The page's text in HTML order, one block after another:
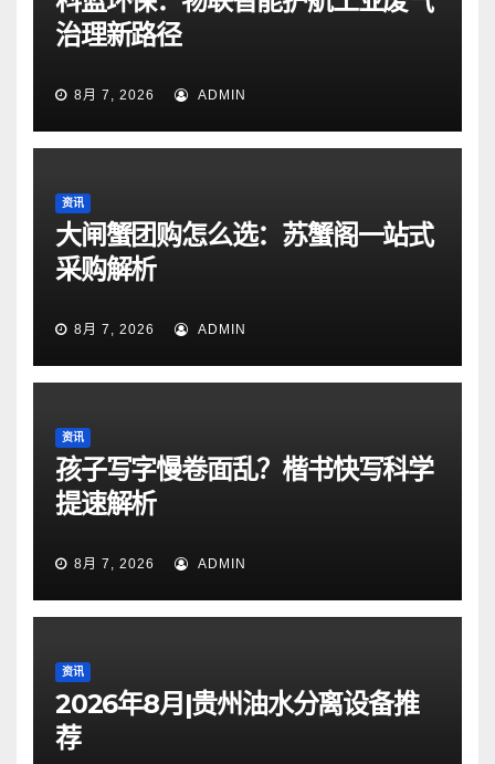
治理新路径
8月 7, 2026 ADMIN
资讯
大闸蟹团购怎么选：苏蟹阁一站式
采购解析
8月 7, 2026 ADMIN
资讯
孩子写字慢卷面乱？楷书快写科学
提速解析
8月 7, 2026 ADMIN
资讯
2026年8月|贵州油水分离设备推
荐